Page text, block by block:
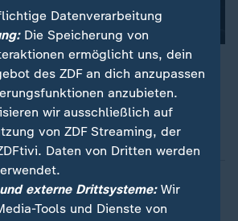
milliardenschwere Finanzpaket von
beschlossen. Nichts
ist von den Regeln der
ausgenommen - im
Datenverarbeitung
Die Speicherung von
ermöglicht uns, dein
des ZDF an dich anzupassen
anzubieten.
wir ausschließlich auf
von ZDF Streaming, der
Daten von Dritten werden
externe Drittsysteme:Wir
Tools und Dienste von